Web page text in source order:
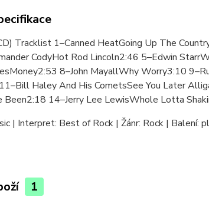
Tracklist 1–Canned HeatGoing Up The
CodyHot Rod Lincoln2:46 5–Edwin
8–John MayallWhy Worry3:10
Haley And His CometsSee You Later
Been2:18 14–Jerry Lee LewisWhole Lotta
| Interpret: Best of Rock | Žánr: Rock | Balení:
1